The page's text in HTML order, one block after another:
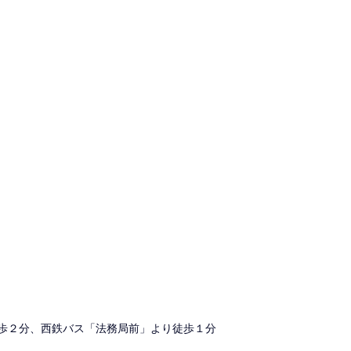
２分、西鉄バス「法務局前」より徒歩１分